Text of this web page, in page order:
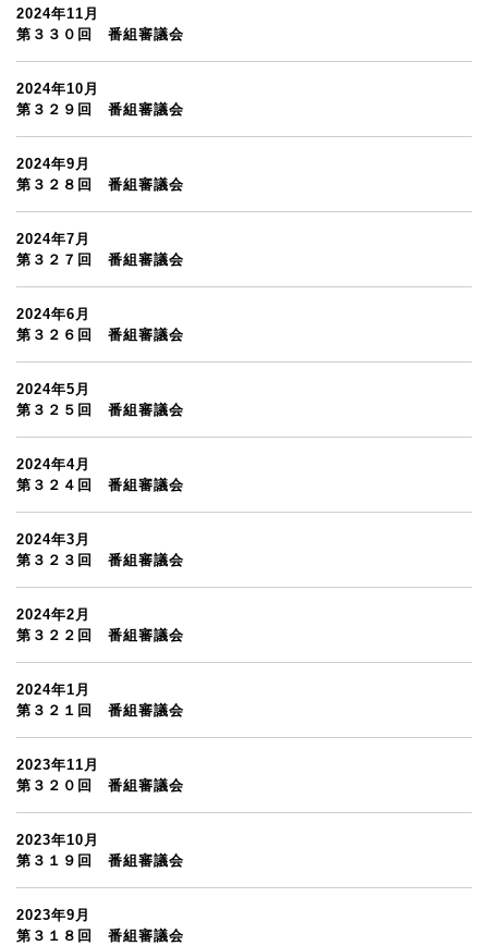
2024年11月
第３３０回 番組審議会
2024年10月
第３２９回 番組審議会
2024年9月
第３２８回 番組審議会
2024年7月
第３２７回 番組審議会
2024年6月
第３２６回 番組審議会
2024年5月
第３２５回 番組審議会
2024年4月
第３２４回 番組審議会
2024年3月
第３２３回 番組審議会
2024年2月
第３２２回 番組審議会
2024年1月
第３２１回 番組審議会
2023年11月
第３２０回 番組審議会
2023年10月
第３１９回 番組審議会
2023年9月
第３１８回 番組審議会